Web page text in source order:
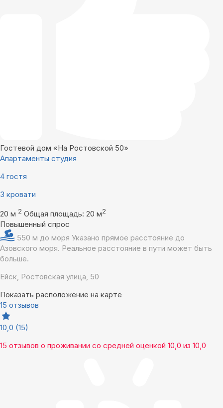
Гостевой дом «На Ростовской 50»
Апартаменты студия
4 гостя
3 кровати
20 м 2 Общая площадь: 20 м2
Повышенный спрос
550 м до моря Указано прямое расстояние до
Азовского моря. Реальное расстояние в пути может быть
больше.
Ейск, Ростовская улица, 50
Показать расположение на карте
15 отзывов
10,0 (15)
15 отзывов о проживании со средней оценкой 10,0 из 10,0